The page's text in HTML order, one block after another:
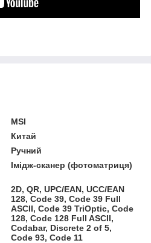
MSI
Китай
Ручний
Імідж-сканер (фотоматриця)
2D, QR, UPC/EAN, UCC/EAN
128, Code 39, Code 39 Full
ASCII, Code 39 TriOptic, Code
128, Code 128 Full ASCII,
Codabar, Discrete 2 of 5,
Code 93, Code 11